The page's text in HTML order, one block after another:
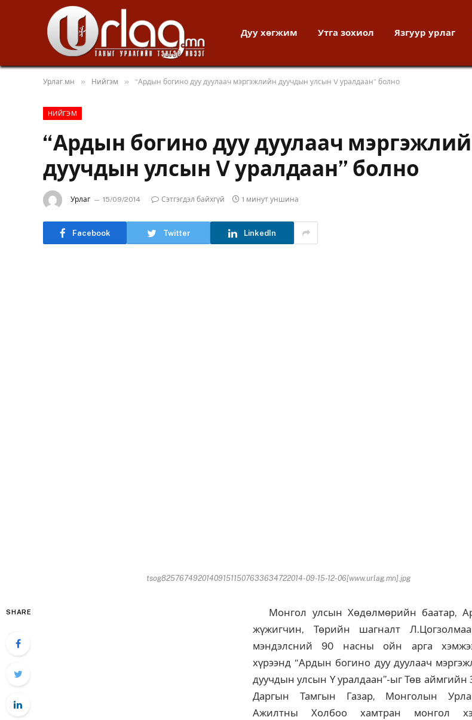
Дуу хөгжим Утга зохиол Язгуур урлаг
Урлаг.мн » Нийгэм » “Ардын богино дуу дуулаач мэргэжлийн дуучдын улсын V уралдаан” болно
НИЙГЭМ
“Ардын богино дуу дуулаач
дуучдын улсын V уралдаан” болно
Урлаг 15/09/2014 Сэтгэгдэл байхгүй 1 минут уншина
Facebook Twitter LinkedIn
tsog825767492014091511507633634722014-09-15-12-06[www.urlag.mn].jpg
SHARE
Монгол улсын Хөдөлмөрийн баатар,
жүжигчин, Төрийн шагналт
мэндэлсний 90 насны ойн арга
хүрээнд “Ардын богино дуу дуулаач
дуучдын улсын Ү уралдаан”-ыг Төв аймгийн
Даргын Тамгын Газар, Монголын
Ажилтны Холбоо хамтран монгол